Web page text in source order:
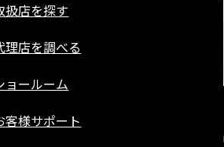
扱店を探す
理店を調べる
ョールーム
客様サポート